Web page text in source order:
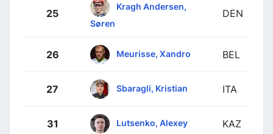
25
Kragh Andersen,
Søren
DEN
26 Meurisse, Xandro BEL
27 Sbaragli, Kristian ITA
31 Lutsenko, Alexey KAZ